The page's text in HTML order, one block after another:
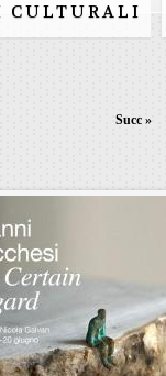
CULTURALI
Succ »